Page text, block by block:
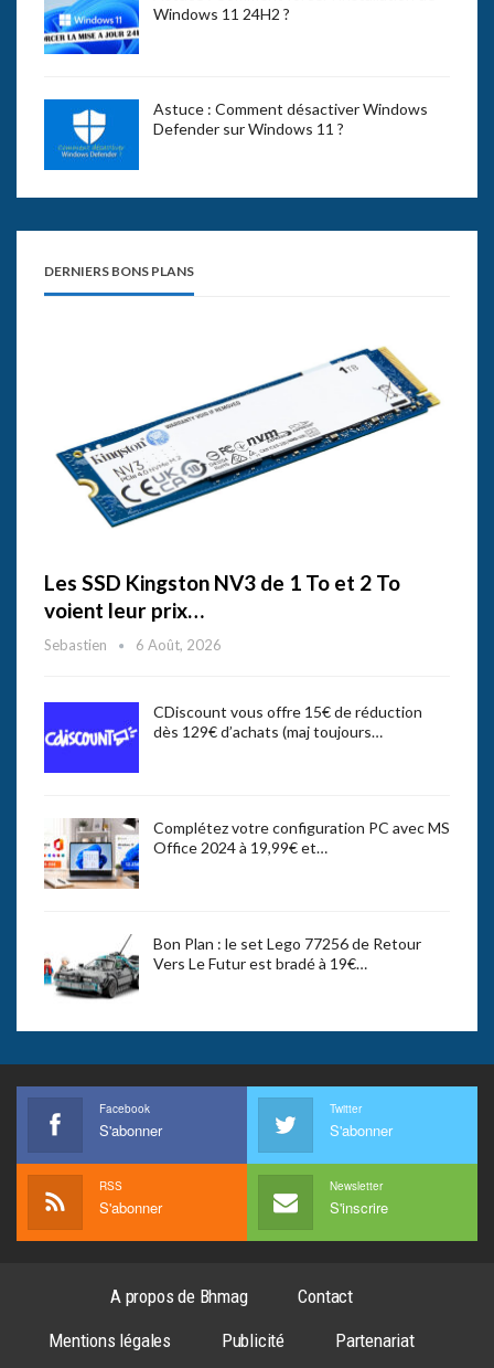
Windows 11 24H2 ?
Astuce : Comment désactiver Windows
Defender sur Windows 11 ?
DERNIERS BONS PLANS
Les SSD Kingston NV3 de 1 To et 2 To
voient leur prix…
Sebastien 6 Août, 2026
CDiscount vous offre 15€ de réduction
dès 129€ d’achats (maj toujours…
Complétez votre configuration PC avec MS
Office 2024 à 19,99€ et…
Bon Plan : le set Lego 77256 de Retour
Vers Le Futur est bradé à 19€…
Facebook
S'abonner
Twitter
S'abonner
RSS
S'abonner
Newsletter
S'inscrire
A propos de Bhmag
Contact
Mentions légales
Publicité Partenariat